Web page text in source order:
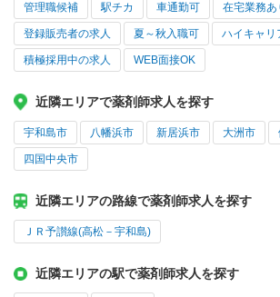
管理職候補 駅チカ 車通勤可 在宅業務あ
登録販売者の求人 夏～秋入職可 ハイキャリ
積極採用中の求人 WEB面接OK
近隣エリアで薬剤師求人を探す
宇和島市 八幡浜市 新居浜市 大洲市
四国中央市
近隣エリアの路線で薬剤師求人を探す
ＪＲ予讃線(高松－宇和島)
近隣エリアの駅で薬剤師求人を探す